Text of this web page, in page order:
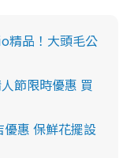
精品！大頭毛公
節限時優惠 買
優惠 保鮮花擺設